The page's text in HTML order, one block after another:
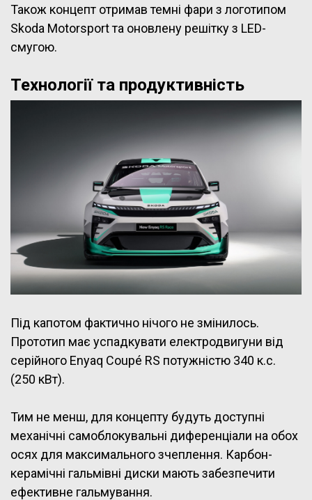
Також концепт отримав темні фари з логотипом
Skoda Motorsport та оновлену решітку з LED-
смугою.
Технології та продуктивність
Під капотом фактично нічого не змінилось.
Прототип має успадкувати електродвигуни від
серійного Enyaq Coupé RS потужністю 340 к.с.
(250 кВт).
Тим не менш, для концепту будуть доступні
механічні самоблокувальні диференціали на обох
осях для максимального зчеплення. Карбон-
керамічні гальмівні диски мають забезпечити
ефективне гальмування.